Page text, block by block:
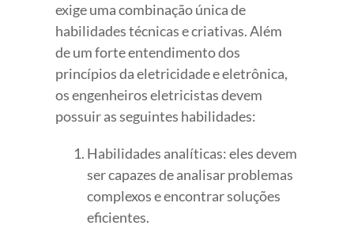
exige uma combinação única de
habilidades técnicas e criativas. Além
de um forte entendimento dos
princípios da eletricidade e eletrônica,
os engenheiros eletricistas devem
possuir as seguintes habilidades:
Habilidades analíticas: eles devem
ser capazes de analisar problemas
complexos e encontrar soluções
eficientes.